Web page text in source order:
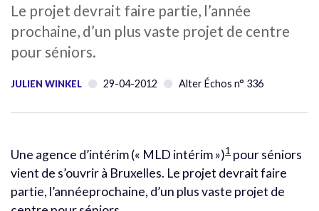
Le projet devrait faire partie, l’année
prochaine, d’un plus vaste projet de centre
pour séniors.
JULIEN WINKEL 29-04-2012 Alter Échos n° 336
Une agence d’intérim (« MLD intérim »)1 pour séniors
vient de s’ouvrir à Bruxelles. Le projet devrait faire
partie, l’annéeprochaine, d’un plus vaste projet de